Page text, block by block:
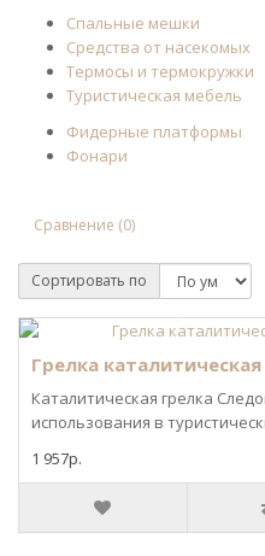
Спальные мешки
Средства от насекомых
Термосы и термокружки
Туристическая мебель
Фидерные платформы
Фонари
Сравнение (0)
Сортировать по
Грелка
Каталитическая грелка
использования в
1 957р.